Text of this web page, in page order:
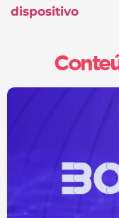
dispositivo